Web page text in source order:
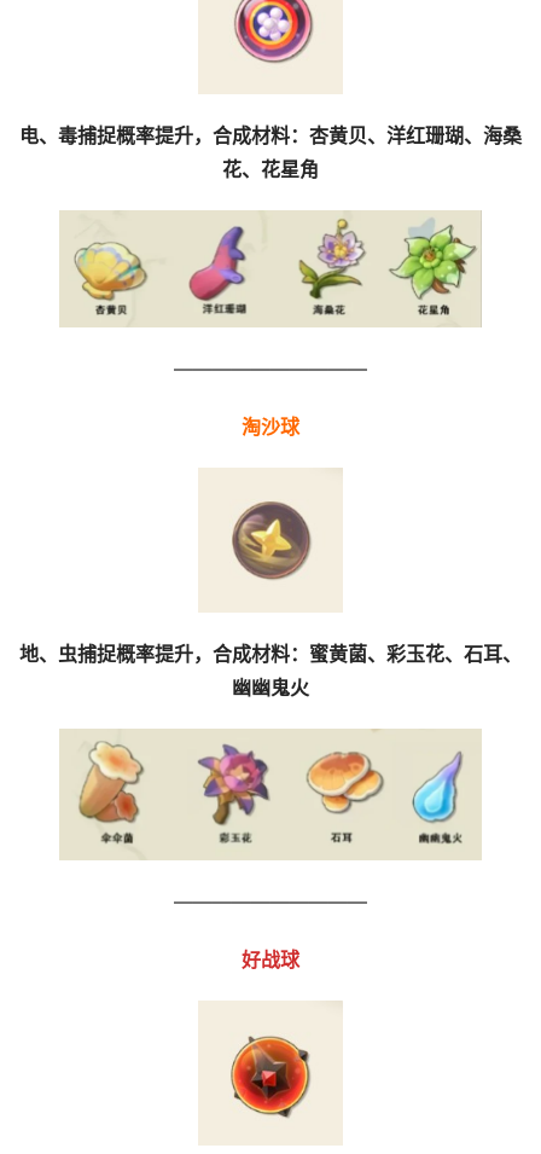
电、毒捕捉概率提升，合成材料：杏黄贝、洋红珊瑚、海桑
花、花星角
——————————
淘沙球
地、虫捕捉概率提升，合成材料：蜜黄菌、彩玉花、石耳、
幽幽鬼火
——————————
好战球